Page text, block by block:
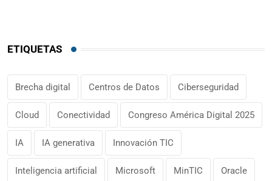
ETIQUETAS
Brecha digital Centros de Datos Ciberseguridad
Cloud Conectividad Congreso América Digital 2025
IA IA generativa Innovación TIC
Inteligencia artificial Microsoft MinTIC Oracle